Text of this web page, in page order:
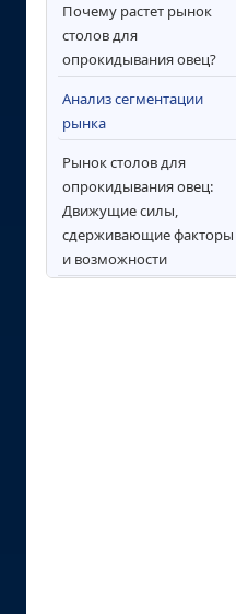
Почему растет рынок
столов для
опрокидывания овец?
Анализ сегментации
рынка
Рынок столов для
опрокидывания овец:
Движущие силы,
сдерживающие факторы
и возможности